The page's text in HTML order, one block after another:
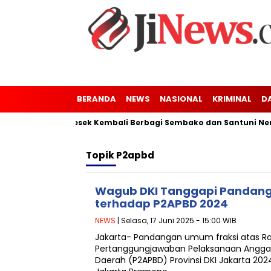
BERANDA NEWS NASIONAL KRIMINAL
Kaler-Kresek Kembali Berbagi Sembako dan Santuni
TopikP2apbd
Wagub DKI Tanggapi
terhadap P2APBD 2024
NEWS | Selasa, 17 Juni 2025 - 15:00 WIB
Jakarta- Pandangan umum fraksi atas
Pertanggungjawaban Pelaksanaan
Daerah (P2APBD) Provinsi DKI Jakarta